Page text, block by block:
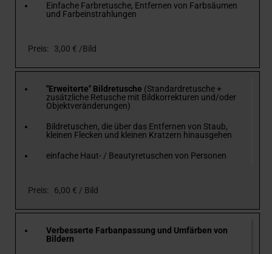
Einfache Farbretusche, Entfernen von Farbsäumen
und Farbeinstrahlungen
Preis: 3,00 € /Bild
"Erweiterte" Bildretusche (Standardretusche +
zusätzliche Retusche mit Bildkorrekturen und/oder
Objektveränderungen)
Bildretuschen, die über das Entfernen von Staub,
kleinen Flecken und kleinen Kratzern hinausgehen
einfache Haut- / Beautyretuschen von Personen
Preis: 6,00 € / Bild
Verbesserte Farbanpassung und Umfärben von
Bildern